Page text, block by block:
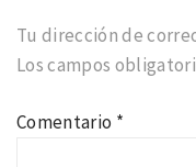
Tu dirección de
Los campos
Comentario *